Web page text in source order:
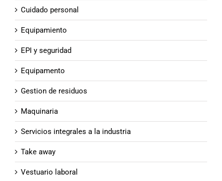
Cuidado personal
Equipamiento
EPI y seguridad
Equipamento
Gestion de residuos
Maquinaria
Servicios integrales a la industria
Take away
Vestuario laboral